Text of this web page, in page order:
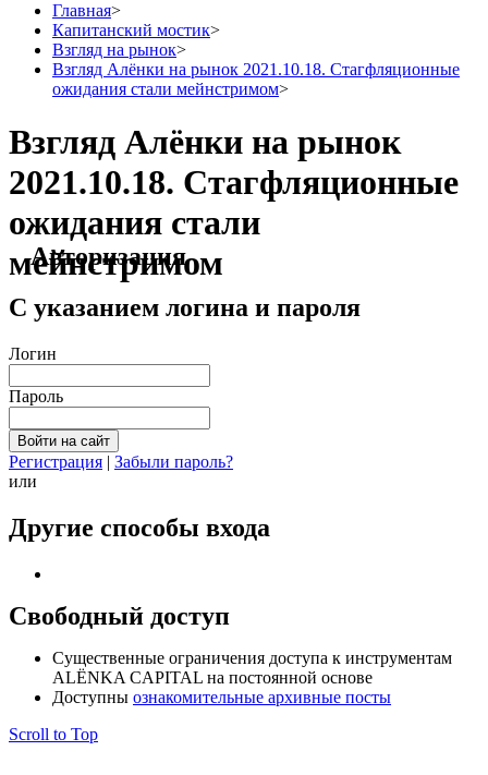
Главная>
Капитанский мостик>
Взгляд на рынок>
Взгляд Алёнки на рынок 2021.10.18. Стагфляционные
ожидания стали мейнстримом>
Взгляд Алёнки на рынок
2021.10.18. Стагфляционные
ожидания стали
мейнстримом
Авторизация
С указанием логина и пароля
Логин
Пароль
Регистрация | Забыли пароль?
или
Другие способы входа
Свободный доступ
Cущественные ограничения доступа к инструментам
ALЁNKA CAPITAL на постоянной основе
Доступны ознакомительные архивные посты
Scroll to Top